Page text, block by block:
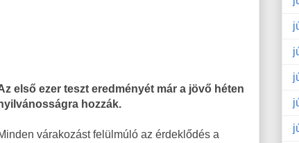
első ezer teszt eredményét már a jövő héten
hozzák.
várakozást felülmúló az érdeklődés a